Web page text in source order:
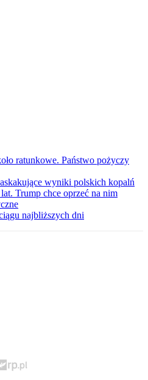
ratunkowe. Państwo pożyczy
wyniki polskich kopalń
Trump chce oprzeć na nim
najbliższych dni